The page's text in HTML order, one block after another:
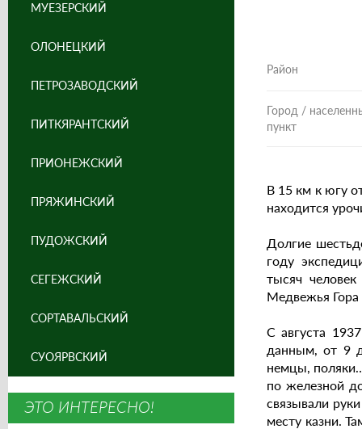
Район
Город /
пункт
В 15 км к югу
находится
Долгие
году
тысяч
Медвежья Гора
С августа
данным, от 9
немцы,
по железной
связывали
месту казни.
МУЕЗЕРСКИЙ
ОЛОНЕЦКИЙ
ПЕТРОЗАВОДСКИЙ
ПИТКЯРАНТСКИЙ
ПРИОНЕЖСКИЙ
ПРЯЖИНСКИЙ
ПУДОЖСКИЙ
СЕГЕЖСКИЙ
СОРТАВАЛЬСКИЙ
СУОЯРВСКИЙ
ЭТО ИНТЕРЕСНО!